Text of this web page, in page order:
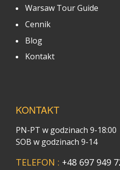
Warsaw Tour Guide
Cennik
Blog
Kontakt
KONTAKT
PN-PT w godzinach 9-18:00
SOB w godzinach 9-14
TELEFON : +48 697 949